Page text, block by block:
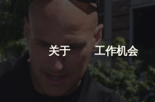
关于 工作机会